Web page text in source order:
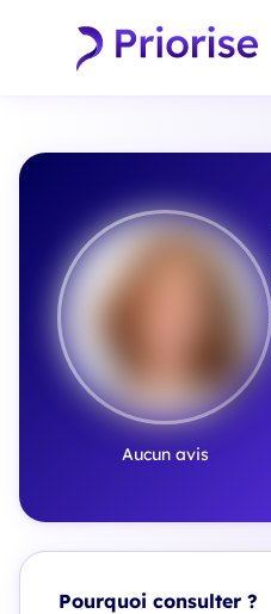
Aucun avis
Pourquoi consulter ?